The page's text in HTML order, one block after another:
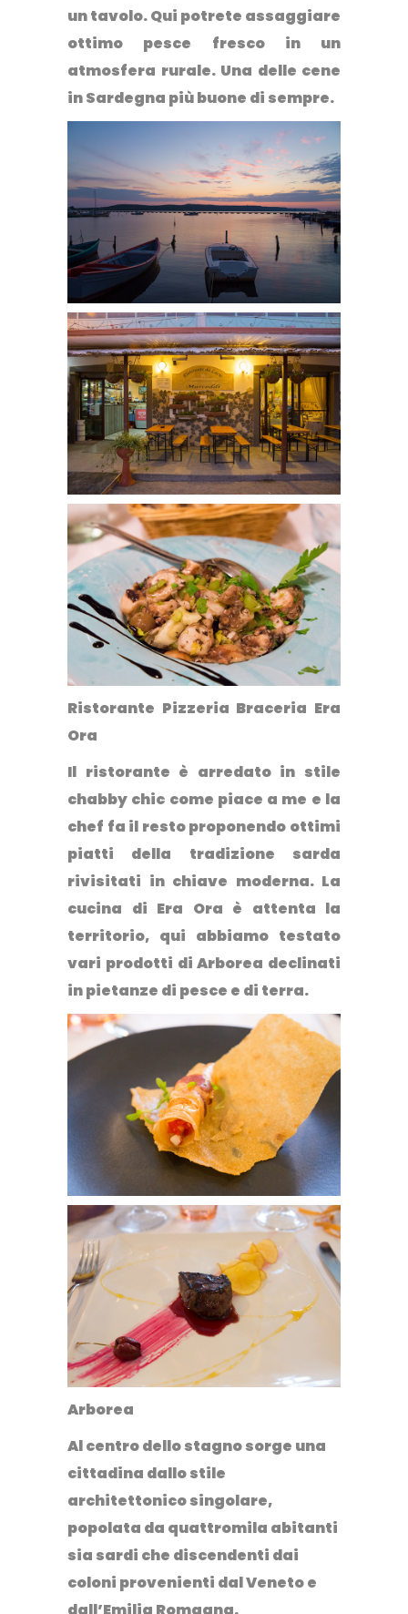
un tavolo. Qui potrete assaggiare
ottimo pesce fresco in un
atmosfera rurale. Una delle cene
in Sardegna più buone di sempre.
Ristorante Pizzeria Braceria Era
Ora
Il ristorante è arredato in stile
chabby chic come piace a me e la
chef fa il resto proponendo ottimi
piatti della tradizione sarda
rivisitati in chiave moderna. La
cucina di Era Ora è attenta la
territorio, qui abbiamo testato
vari prodotti di Arborea declinati
in pietanze di pesce e di terra.
Arborea
Al centro dello stagno sorge una
cittadina dallo stile
architettonico singolare,
popolata da quattromila abitanti
sia sardi che discendenti dai
coloni provenienti dal Veneto e